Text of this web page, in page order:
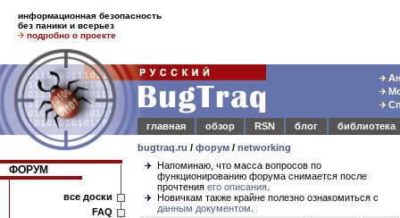
информационная безопасность
без паники и всерьез
подробно о проекте
главная
обзор RSN блог
библиотека
bugtraq.ru / форум / networking
ФОРУМ
все доски
FAQ
Напоминаю, что масса вопросов по
функционированию форума снимается после
прочтения его описания
Новичкам также крайне полезно ознакомиться с
данным документом